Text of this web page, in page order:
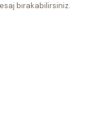
bırakabilirsiniz.